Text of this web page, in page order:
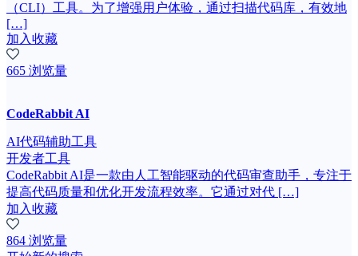
（CLI）工具。为了增强用户体验，通过扫描代码库，有效地
[…]
加入收藏
665 浏览量
CodeRabbit AI
AI代码辅助工具
开发者工具
CodeRabbit AI是一款由人工智能驱动的代码审查助手，专注于
提高代码质量和优化开发流程效率。它通过对代 […]
加入收藏
864 浏览量